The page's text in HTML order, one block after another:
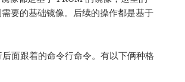
要的基础镜像。后续的操作都是基于
面跟着的命令行命令。有以下俩种格